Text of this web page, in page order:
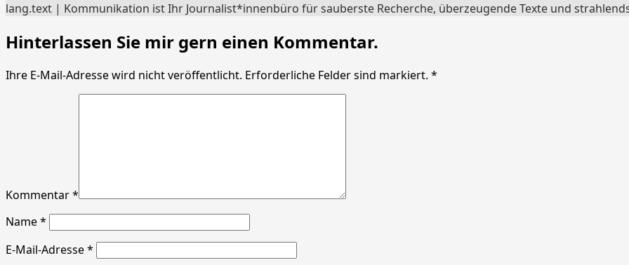
lang.text | Kommunikation ist Ihr Journalist*innenbüro für sauberste Recherche, überzeugende Texte und
Hinterlassen Sie mir gern einen Kommentar.
Ihre E-Mail-Adresse wird nicht veröffentlicht. Erforderliche Felder sind markiert. *
Kommentar *
Name*
E-Mail-Adresse*